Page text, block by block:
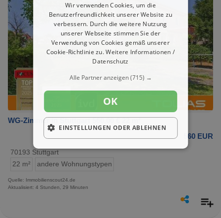
WG-Zimmer in Stuttgart 560,00 € 22 m²
560 EUR
70193 Stuttgart
22 m²
andere Wohnungstypen
Quelle: Immobilienscout24.de
Aktualisiert: 4 Stunden, 29 Minuten
Wir verwenden Cookies, um die
Benutzerfreundlichkeit unserer Website zu
verbessern. Durch die weitere Nutzung
unserer Webseite stimmen Sie der
Verwendung von Cookies gemäß unserer
Cookie-Richtlinie zu.Weitere Informationen /
Datenschutz
Alle Partner anzeigen(715) →
OK
EINSTELLUNGEN ODER ABLEHNEN